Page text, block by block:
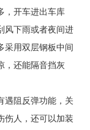
，开车进出车库
风下雨或者夜间进
采用双层钢板中间
，还能隔音挡灰
遇阻反弹功能，关
伤人，还可以加装